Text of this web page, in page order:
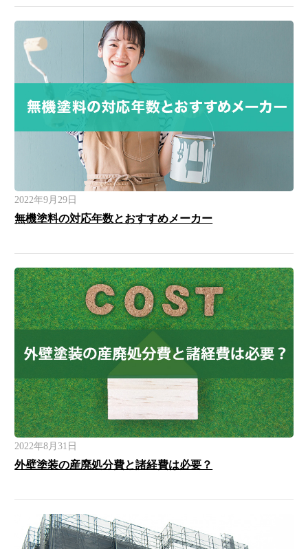
2022年9月29日
無機塗料の対応年数とおすすめメーカー
2022年8月31日
外壁塗装の産廃処分費と諸経費は必要？